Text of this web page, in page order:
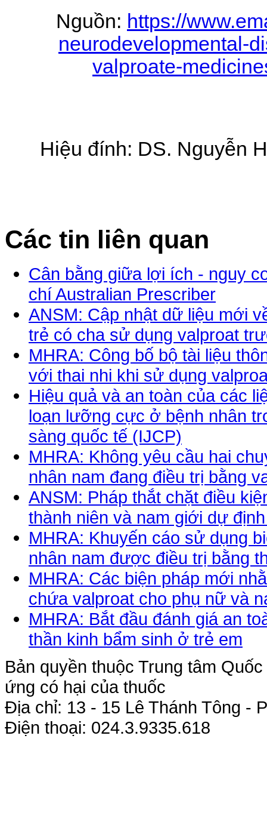
Nguồn: https://
neurodevelopmental-
valproate-
Hiệu đính: DS. Nguyễn
Các tin liên quan
Cân bằng giữa lợi ích - nguy
chí Australian Prescriber
ANSM: Cập nhật dữ liệu mới
trẻ có cha sử dụng valproat
MHRA: Công bố bộ tài liệu
với thai nhi khi sử dụng
Hiệu quả và an toàn của các
loạn lưỡng cực ở bệnh nhân
sàng quốc tế (IJCP)
MHRA: Không yêu cầu hai
nhân nam đang điều trị bằng
ANSM: Pháp thắt chặt điều
thành niên và nam giới dự
MHRA: Khuyến cáo sử dụng
nhân nam được điều trị bằng
MHRA: Các biện pháp mới
chứa valproat cho phụ nữ và
MHRA: Bắt đầu đánh giá an
thần kinh bẩm sinh ở trẻ em
Bản quyền thuộc Trung tâm
ứng có hại của thuốc
Địa chỉ: 13 - 15 Lê Thánh Tông -
Điện thoại: 024.3.9335.618